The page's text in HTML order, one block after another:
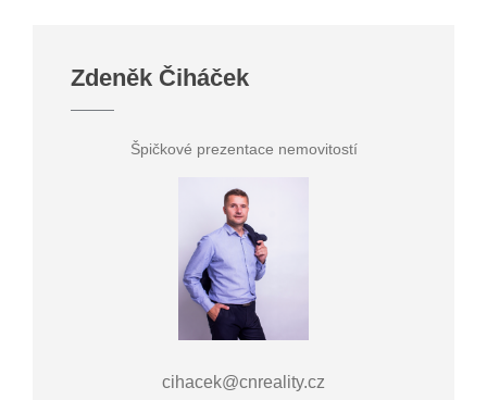
Zdeněk Čiháček
Špičkové prezentace nemovitostí
cihacek@cnreality.cz